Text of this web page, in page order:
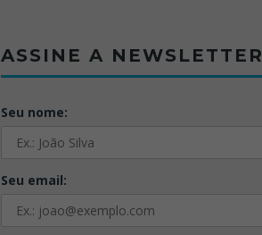
ASSINE A NEWSLETTER
Seu nome:
Seu email: